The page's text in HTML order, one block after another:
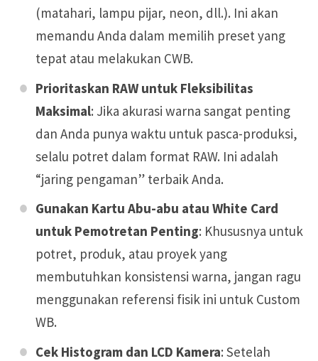
(matahari, lampu pijar, neon, dll.). Ini akan
memandu Anda dalam memilih preset yang
tepat atau melakukan CWB.
Prioritaskan RAW untuk Fleksibilitas
Maksimal: Jika akurasi warna sangat penting
dan Anda punya waktu untuk pasca-produksi,
selalu potret dalam format RAW. Ini adalah
“jaring pengaman” terbaik Anda.
Gunakan Kartu Abu-abu atau White Card
untuk Pemotretan Penting: Khususnya untuk
potret, produk, atau proyek yang
membutuhkan konsistensi warna, jangan ragu
menggunakan referensi fisik ini untuk Custom
WB.
Cek Histogram dan LCD Kamera: Setelah